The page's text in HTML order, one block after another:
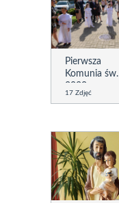
Pierwsza
Komunia św.
2020
17 Zdjęć